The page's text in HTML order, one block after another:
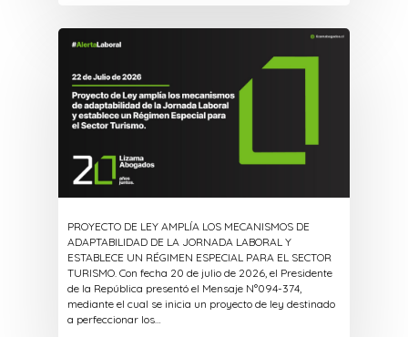
PROYECTO DE LEY AMPLÍA LOS MECANISMOS DE
ADAPTABILIDAD DE LA JORNADA LABORAL Y
ESTABLECE UN RÉGIMEN ESPECIAL PARA EL SECTOR
TURISMO. Con fecha 20 de julio de 2026, el Presidente
de la República presentó el Mensaje N°094-374,
mediante el cual se inicia un proyecto de ley destinado
a perfeccionar los…